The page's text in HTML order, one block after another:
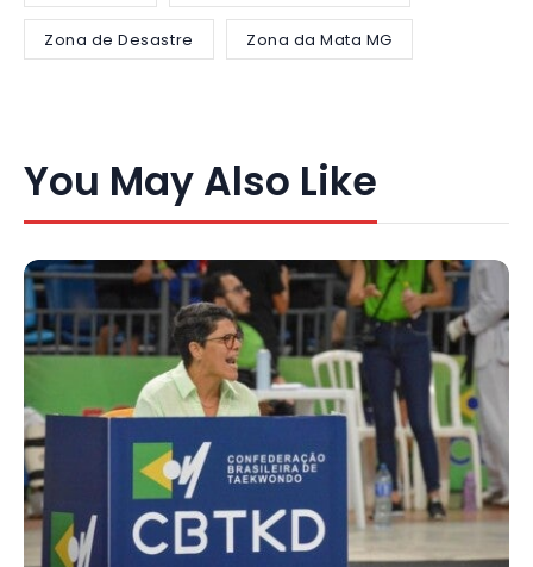
Zona de Desastre Zona da Mata MG
You May Also Like